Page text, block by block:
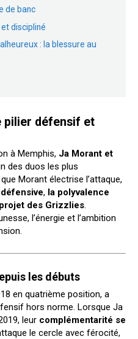
de banc
discipliné
: la blessure au
pilier défensif et
à Memphis, Ja Morant et
des duos les plus
Morant électrise l’attaque,
, la polyvalence
des Grizzlies.
l’énergie et l’ambition
les débuts
en quatrième position, a
hors norme. Lorsque Ja
leur complémentarité se
le cercle avec férocité,